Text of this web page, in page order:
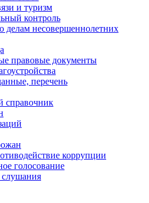
и туризм
контроль
делам несовершеннолетних
правовые документы
перечень
справочник
коррупции
голосование